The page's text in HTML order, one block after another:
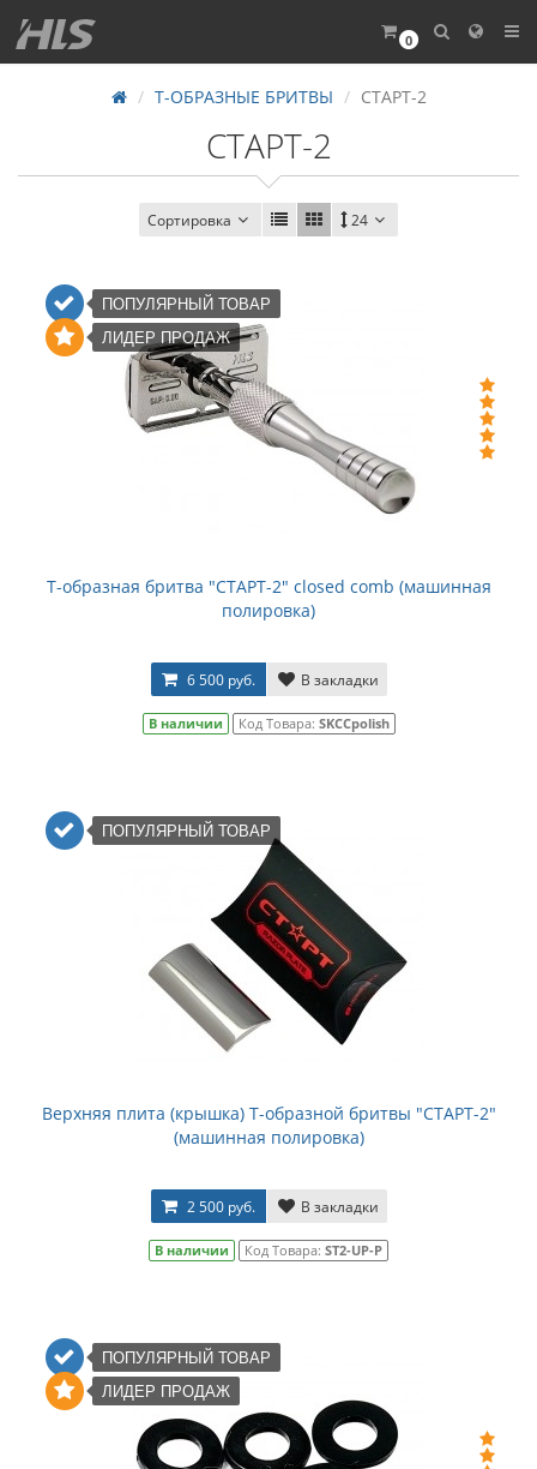
0
Т-ОБРАЗНЫЕ БРИТВЫ СТАРТ-2
СТАРТ-2
Сортировка 24
ПОПУЛЯРНЫЙ ТОВАР
ЛИДЕР ПРОДАЖ
Т-образная бритва "СТАРТ-2" closed comb (машинная
полировка)
6 500 руб. В закладки
В наличии Код Товара: SKCCpolish
ПОПУЛЯРНЫЙ ТОВАР
Верхняя плита (крышка) Т-образной бритвы "СТАРТ-2"
(машинная полировка)
2 500 руб. В закладки
В наличии Код Товара: ST2-UP-P
ПОПУЛЯРНЫЙ ТОВАР
ЛИДЕР ПРОДАЖ